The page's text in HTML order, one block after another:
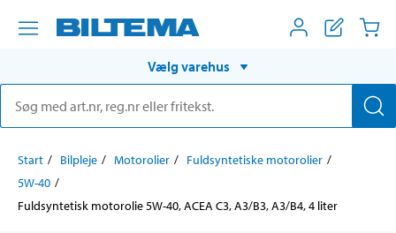
Vælg varehus
Start Bilpleje Motorolier
Fuldsyntetiske motorolier
5W-40
Fuldsyntetisk motorolie 5W-40, ACEA C3, A3/B3, A3/B4, 4 liter